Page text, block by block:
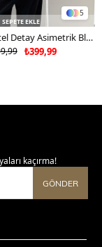
5
SEPETE EKLE
İp Askılı Dantel Detay Asimetrik Bluz Sarı 2181
₺399,99
kaçırma!
GÖNDER